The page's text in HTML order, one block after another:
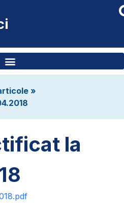
»
la